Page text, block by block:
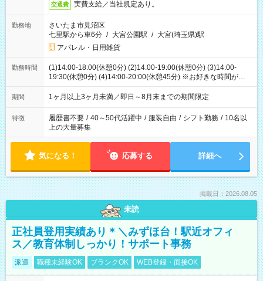
交通費 実費支給／当社規定あり。
勤務地
さいたま市見沼区
七里駅から車6分 / 大宮公園駅 / 大宮(埼玉県)駅
アパレル・日用雑貨
勤務時間
(1)14:00-18:00(休憩0分) (2)14:00-19:00(休憩0分) (3)14:00-
19:30(休憩0分) (4)14:00-20:00(休憩45分) ※お好きな時間が選べ
ます
期間 1ヶ月以上3ヶ月未満／即日～8月末までの期間限定
特徴 履歴書不要 / 40～50代活躍中 / 服装自由 / シフト勤務 / 10名以
上の大量募集
気になる！ 応募する 詳細へ
掲載日：2026.08.05
未読
正社員登用実績あり＊＼みずほ台！駅近オフィ
ス／教育体制しっかり！サポート事務
派遣 職種未経験OK ブランクOK WEB登録・面接OK